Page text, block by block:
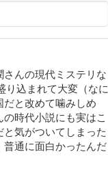
んの現代ミステリな
り込まれて大変（なに
と改めて噛みしめ
時代小説にも実はこ
気がついてしまった
普通に面白かったんだ